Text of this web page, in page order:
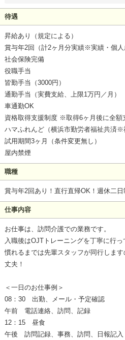
待遇
昇給あり（規定による）
賞与年2回（計2ヶ月分実績※実績・個人
社会保険完備
役職手当
皆勤手当（3000円）
通勤手当（実費支給、上限1万円／月）
車通勤OK
資格取得支援制度 ※取得6ヶ月後に全額
ハマふれんど（横浜市勤労者福祉共済※
試用期間3ヶ月（条件変更無し）
屋内禁煙
職種
賞与年2回あり！直行直帰OK！週休二
仕事内容
お仕事は、訪問介護での業務です。
入職後はOJTトレーニングを丁寧に行っ
慣れるまでは先輩スタッフが同行しま
丈夫！
＜一日のお仕事例＞
08：30 出勤、メール・予定確認
午前 電話連絡、訪問、記録
12：15 昼食
午後 訪問記録、事務、訪問、日報記入